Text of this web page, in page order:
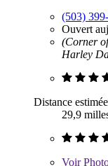
(503)
Ouvert
(Corner
Harley
Distance estimée
29,9
Voir